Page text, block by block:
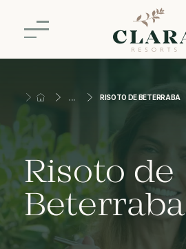
RISOTO DE BETERRABA
Risoto de
Beterraba